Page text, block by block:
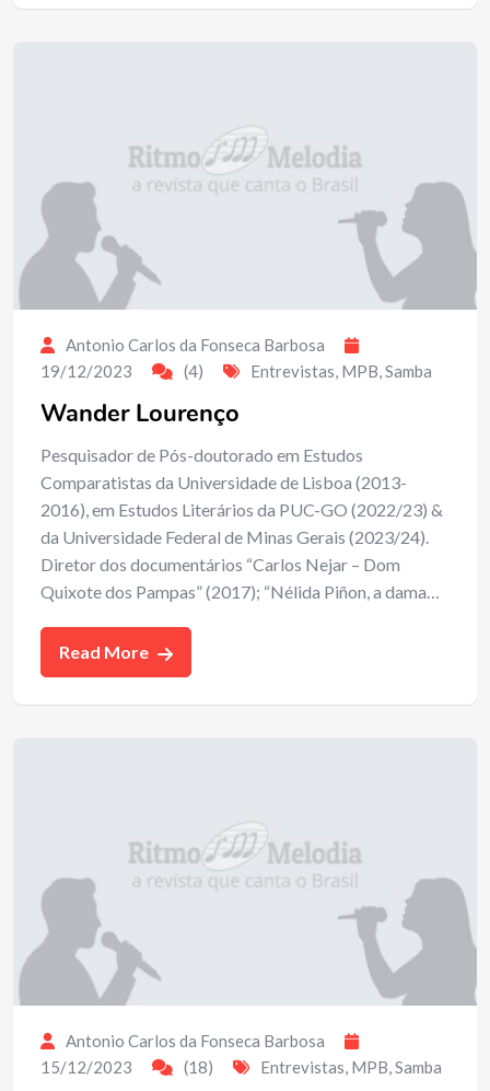
Antonio Carlos da Fonseca Barbosa
19/12/2023
(4) Entrevistas, MPB,Samba
Wander Lourenço
Pesquisador de Pós-doutorado em Estudos
Comparatistas da Universidade de Lisboa (2013-
2016), em Estudos Literários da PUC-GO (2022/23) &
da Universidade Federal de Minas Gerais (2023/24).
Diretor dos documentários “Carlos Nejar – Dom
Quixote dos Pampas” (2017); “Nélida Piñon, a dama…
Read More
Antonio Carlos da Fonseca Barbosa
15/12/2023
(18) Entrevistas, MPB,Samba